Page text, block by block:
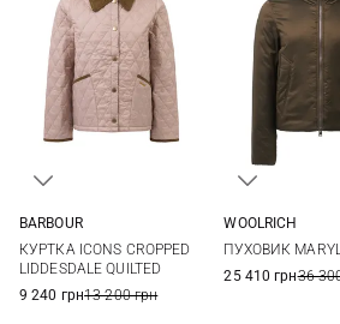
BARBOUR
КУРТКА ICONS CROPPED
LIDDESDALE QUILTED
9 240 грн13 200 грн
WOOLRICH
ПУХОВИК
25 410 грн36